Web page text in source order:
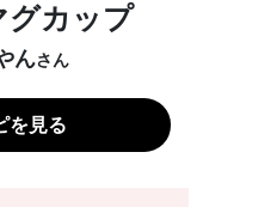
グカップ
んさん
を見る